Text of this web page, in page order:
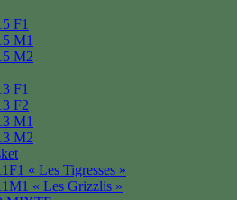
F1
M1
M2
F1
F2
M1
M2
« Les Tigresses »
« Les Grizzlis »